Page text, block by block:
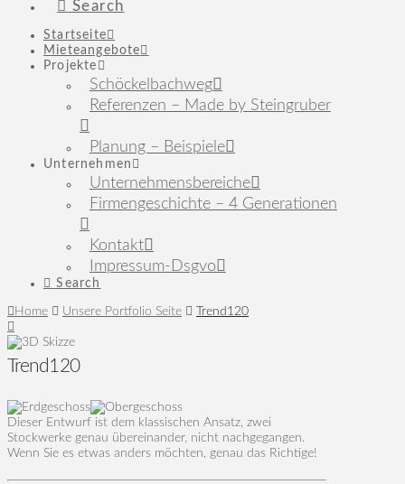
Search
Startseite
Mieteangebote
Projekte
Schöckelbachweg
Referenzen – Made by Steingruber
Planung – Beispiele
Unternehmen
Unternehmensbereiche
Firmengeschichte – 4 Generationen
Kontakt
Impressum-Dsgvo
Search
Home Unsere Portfolio Seite Trend120
Trend120
Dieser Entwurf ist dem klassischen Ansatz, zwei
Stockwerke genau übereinander, nicht nachgegangen.
Wenn Sie es etwas anders möchten, genau das Richtige!